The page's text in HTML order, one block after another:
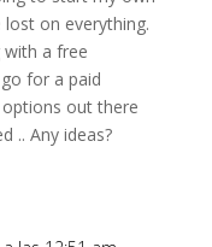
on everything.
a free
for a paid
out there
.. Any ideas?